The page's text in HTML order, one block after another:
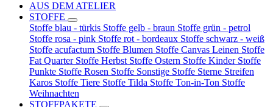
AUS DEM ATELIER
STOFFE
Stoffe blau - türkis Stoffe gelb - braun Stoffe grün - petrol
Stoffe rosa - pink Stoffe rot - bordeaux Stoffe schwarz - weiß
Stoffe acufactum Stoffe Blumen Stoffe Canvas Leinen Stoffe
Fat Quarter Stoffe Herbst Stoffe Ostern Stoffe Kinder Stoffe
Punkte Stoffe Rosen Stoffe Sonstige Stoffe Sterne Streifen
Karos Stoffe Tiere Stoffe Tilda Stoffe Ton-in-Ton Stoffe
Weihnachten
STOFFPAKETE